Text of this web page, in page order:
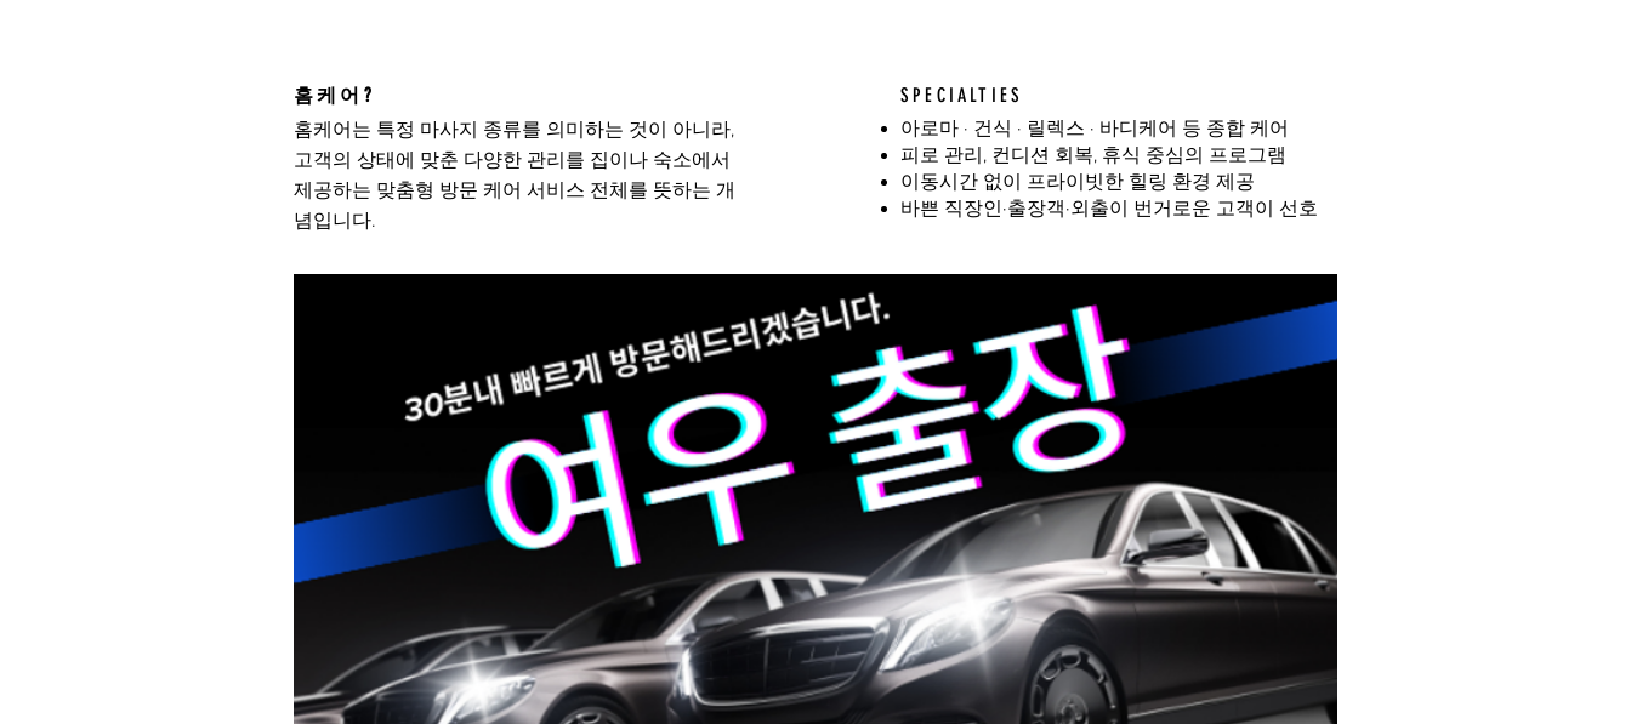
홈케어?
홈케어는 특정 마사지 종류를 의미하는 것이 아니라,
고객의 상태에 맞춘 다양한 관리를 집이나 숙소에서
제공하는 맞춤형 방문 케어 서비스 전체를 뜻하는 개
념입니다.
SPECIALTIES
아로마 · 건식 · 릴렉스 · 바디케어 등 종합 케어
피로 관리, 컨디션 회복, 휴식 중심의 프로그램
이동시간 없이 프라이빗한 힐링 환경 제공
바쁜 직장인·출장객·외출이 번거로운 고객이 선호